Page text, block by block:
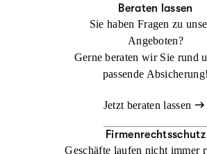
Beraten lassen
Sie haben Fragen zu
Angeboten?
Gerne beraten wir Sie rund
passende Absicherung!
Jetzt beraten lassen
Firmenrechtsschutz
Geschäfte laufen nicht immer